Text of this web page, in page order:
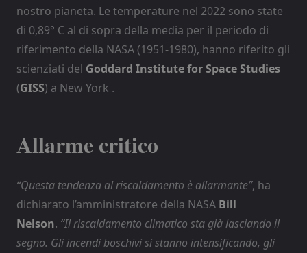
nostro pianeta. Le temperature nel 2022 sono state
di 0,89° C al di sopra della media per il periodo di
riferimento della NASA (1951-1980), hanno riferito gli
scienziati del Goddard Institute for Space Studies
(GISS) a New York .
Allarme critico
“Questa tendenza al riscaldamento è allarmante”, ha
dichiarato l’amministratore della NASA Bill
Nelson. “Il riscaldamento climatico sta già lasciando il
segno. Gli incendi boschivi si stanno intensificando, gli